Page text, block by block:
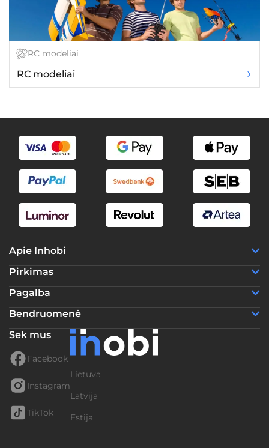
RC modeliai
RC modeliai
Apie Inhobi
Pirkimas
Pagalba
Bendruomenė
Sek mus
Facebook
Instagram
TikTok
Lietuva
Latvija
Estija